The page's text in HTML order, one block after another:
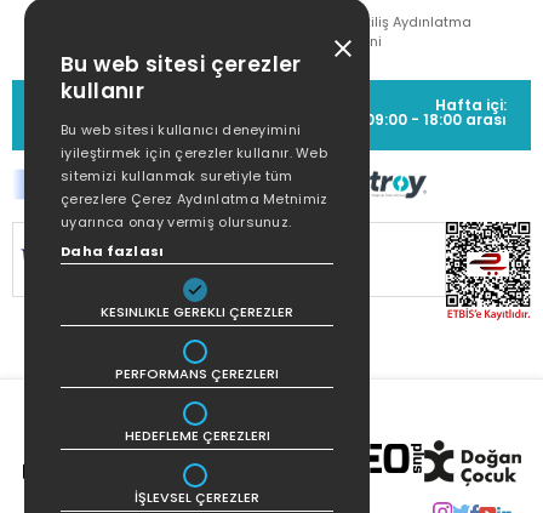
Çekiliş Aydınlatma
Metni
MÜŞTERİ HİZMETLERİ
(0212) 373 77 00
Hafta içi:
09:00 - 18:00 arası
SİTEMİZ
KORUNMAKTADIR.
Bu web sitesi çerezler
kullanır
Bu web sitesi kullanıcı deneyimini
iyileştirmek için çerezler kullanır. Web
sitemizi kullanmak suretiyle tüm
çerezlere Çerez Aydınlatma Metnimiz
uyarınca onay vermiş olursunuz.
Daha fazlası
KESINLIKLE GEREKLI ÇEREZLER
PERFORMANS ÇEREZLERI
HEDEFLEME ÇEREZLERI
İŞLEVSEL ÇEREZLER